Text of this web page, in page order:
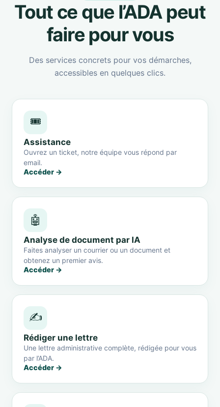
Tout ce que l’ADA peut
faire pour vous
Des services concrets pour vos démarches,
accessibles en quelques clics.
🎟️
Assistance
Ouvrez un ticket, notre équipe vous répond par
email.
Accéder →
🤖
Analyse de document par IA
Faites analyser un courrier ou un document et
obtenez un premier avis.
Accéder →
✍️
Rédiger une lettre
Une lettre administrative complète, rédigée pour vous
par l’ADA.
Accéder →